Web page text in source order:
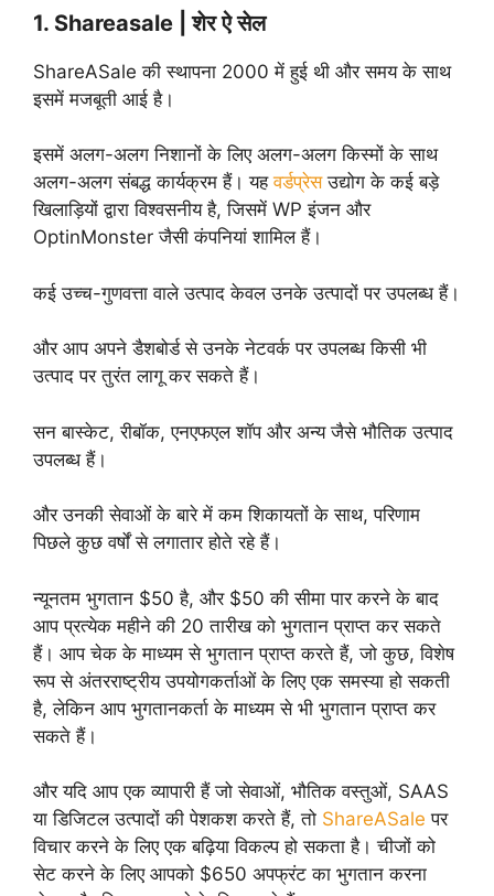
1. Shareasale | शेर ऐ सेल
ShareASale की स्थापना 2000 में हुई थी और समय के साथ
इसमें मजबूती आई है।
इसमें अलग-अलग निशानों के लिए अलग-अलग किस्मों के साथ
अलग-अलग संबद्ध कार्यक्रम हैं। यहवर्डप्रेसउद्योग के कई बड़े
खिलाड़ियों द्वारा विश्वसनीय है, जिसमें WP इंजन और
OptinMonster जैसी कंपनियां शामिल हैं।
कई उच्च-गुणवत्ता वाले उत्पाद केवल उनके उत्पादों पर उपलब्ध हैं।
और आप अपने डैशबोर्ड से उनके नेटवर्क पर उपलब्ध किसी भी
उत्पाद पर तुरंत लागू कर सकते हैं।
सन बास्केट, रीबॉक, एनएफएल शॉप और अन्य जैसे भौतिक उत्पाद
उपलब्ध हैं।
और उनकी सेवाओं के बारे में कम शिकायतों के साथ, परिणाम
पिछले कुछ वर्षों से लगातार होते रहे हैं।
न्यूनतम भुगतान $50 है, और $50 की सीमा पार करने के बाद
आप प्रत्येक महीने की 20 तारीख को भुगतान प्राप्त कर सकते
हैं। आप चेक के माध्यम से भुगतान प्राप्त करते हैं, जो कुछ, विशेष
रूप से अंतरराष्ट्रीय उपयोगकर्ताओं के लिए एक समस्या हो सकती
है, लेकिन आप भुगतानकर्ता के माध्यम से भी भुगतान प्राप्त कर
सकते हैं।
और यदि आप एक व्यापारी हैं जो सेवाओं, भौतिक वस्तुओं, SAAS
या डिजिटल उत्पादों की पेशकश करते हैं, तो ShareASale पर
विचार करने के लिए एक बढ़िया विकल्प हो सकता है। चीजों को
सेट करने के लिए आपको $650 अपफ्रंट का भुगतान करना